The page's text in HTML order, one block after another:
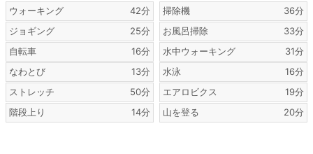
ウォーキング
42分
ジョギング
25分
自転車
16分
なわとび
13分
ストレッチ
50分
階段上り
14分
掃除機
36分
お風呂掃除
33分
水中ウォーキング
31分
水泳
16分
エアロビクス
19分
山を登る
20分